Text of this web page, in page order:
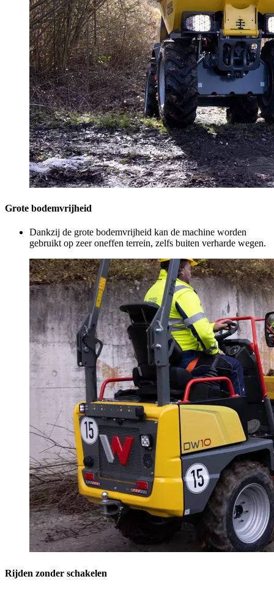
Grote bodemvrijheid
Dankzij de grote bodemvrijheid kan de machine worden
gebruikt op zeer oneffen terrein, zelfs buiten verharde wegen.
Rijden zonder schakelen